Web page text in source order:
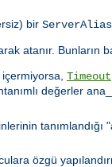
bir ServerAlias
atanır. Bunların
Timeout
değerler
özgü